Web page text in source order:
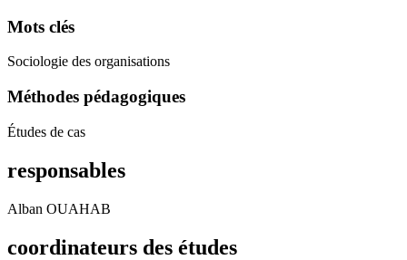
Mots clés
Sociologie des organisations
Méthodes pédagogiques
Études de cas
responsables
Alban OUAHAB
coordinateurs des études